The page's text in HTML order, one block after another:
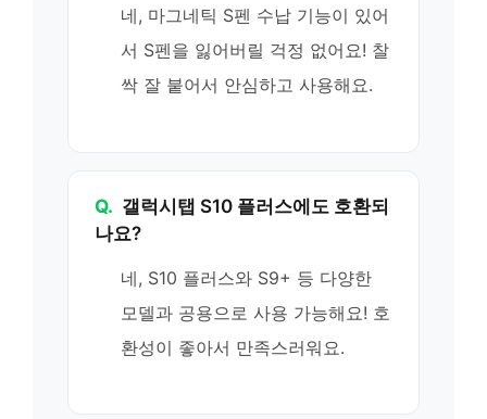
네, 마그네틱 S펜 수납 기능이 있어
서 S펜을 잃어버릴 걱정 없어요! 찰
싹 잘 붙어서 안심하고 사용해요.
Q. 갤럭시탭 S10 플러스에도 호환되
나요?
네, S10 플러스와 S9+ 등 다양한
모델과 공용으로 사용 가능해요! 호
환성이 좋아서 만족스러워요.